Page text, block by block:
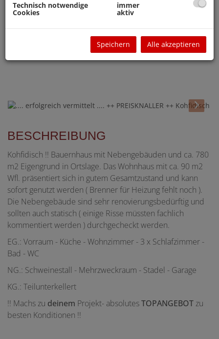
BESCHREIBUNG
Kohfidisch !! Bauernhaus mit Nebengebäuden und ca. 780
m2 Eigengrund in Ortslage. Das Wohnhaus mit ca. 90 m2
Wfl. präsentiert sich in gutem Gesamtzustand und kann
sofort genutzt werden ( Brenner für Heizung fehlt noch ).
Die Nebengebäude sind sehr renovierungsbedürftig und
sollten auch statisch ( einige Risse müssten fachlich
kommentiert werden ) durchgecheckt werden.
EG.: Vorraum - Küche - Wohnzimmer - 3 x Schlafzimmer -
Bad - WC
NG.: Schweinestall - Mehrzweckraum - Stadel - Garage
KG.: Teilunterkellert
!! Machs zu deinem Projekt- absolutesTOPANGEBOTzu
besten Konditionen !!
Technisch notwendige
Cookies
immer
aktiv
Speichern Alle akzeptieren